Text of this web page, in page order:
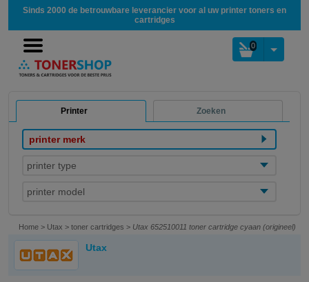
Sinds 2000 de betrouwbare leverancier voor al uw printer toners en
cartridges
0
Printer Zoeken
printer merk
printer type
printer model
Home > Utax > toner cartridges > Utax 652510011 toner cartridge cyaan (origineel)
Utax